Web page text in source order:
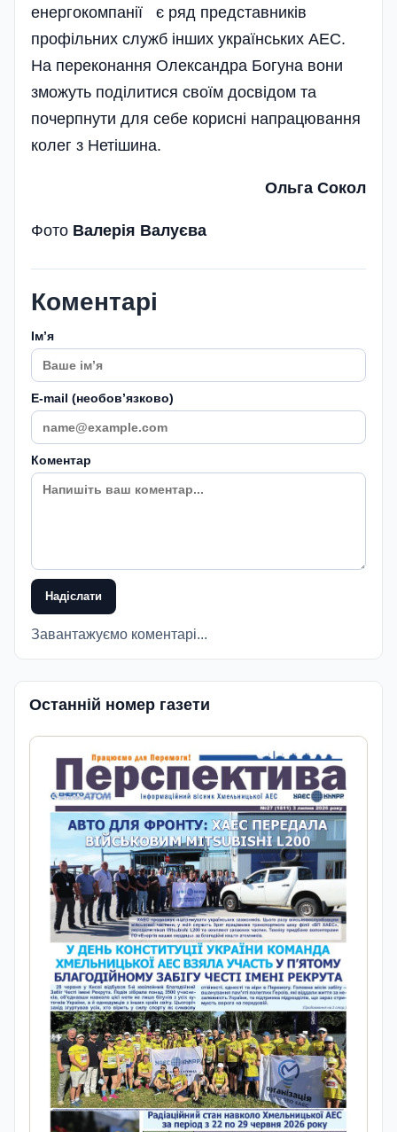
енергокомпанії є ряд представників
профільних служб інших українських АЕС.
На переконання Олександра Богуна вони
зможуть поділитися своїм досвідом та
почерпнути для себе корисні напрацювання
колег з Нетішина.
Ольга Сокол
Фото Валерія Валуєва
Коментарі
Імʼя
E-mail (необовʼязково)
Коментар
Надіслати
Завантажуємо коментарі...
Останній номер газети